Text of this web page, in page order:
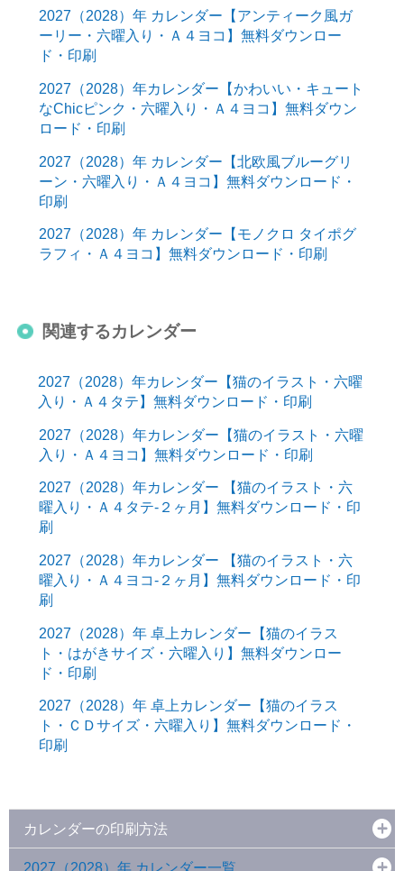
2027（2028）年 カレンダー【アンティーク風ガ
ーリー・六曜入り・Ａ４ヨコ】無料ダウンロー
ド・印刷
2027（2028）年カレンダー【かわいい・キュート
なChicピンク・六曜入り・Ａ４ヨコ】無料ダウン
ロード・印刷
2027（2028）年 カレンダー【北欧風ブルーグリ
ーン・六曜入り・Ａ４ヨコ】無料ダウンロード・
印刷
2027（2028）年 カレンダー【モノクロ タイポグ
ラフィ・Ａ４ヨコ】無料ダウンロード・印刷
関連するカレンダー
2027（2028）年カレンダー【猫のイラスト・六曜
入り・Ａ４タテ】無料ダウンロード・印刷
2027（2028）年カレンダー【猫のイラスト・六曜
入り・Ａ４ヨコ】無料ダウンロード・印刷
2027（2028）年カレンダー 【猫のイラスト・六
曜入り・Ａ４タテ-２ヶ月】無料ダウンロード・印
刷
2027（2028）年カレンダー 【猫のイラスト・六
曜入り・Ａ４ヨコ-２ヶ月】無料ダウンロード・印
刷
2027（2028）年 卓上カレンダー【猫のイラス
ト・はがきサイズ・六曜入り】無料ダウンロー
ド・印刷
2027（2028）年 卓上カレンダー【猫のイラス
ト・ＣＤサイズ・六曜入り】無料ダウンロード・
印刷
カレンダーの印刷方法